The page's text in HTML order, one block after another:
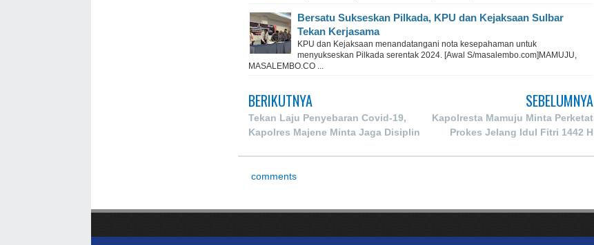
Bersatu Sukseskan Pilkada, KPU dan Kejaksaan Sulbar
Tekan Kerjasama
KPU dan Kejaksaan menandatangani nota kesepahaman untuk
menyukseskan Pilkada serentak 2024. [Awal S/masalembo.com]MAMUJU,
MASALEMBO.CO ...
BERIKUTNYA
Tekan Laju Penyebaran Covid-19,
Kapolres Majene Minta Jaga Disiplin
SEBELUMNYA
Kapolresta Mamuju Minta Perketat
Prokes Jelang Idul Fitri 1442 H
comments